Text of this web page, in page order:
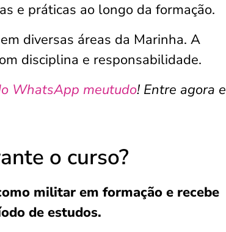
e práticas ao longo da formação.
diversas áreas da Marinha. A
disciplina e responsabilidade.
WhatsApp meutudo! Entre agora e
o curso?
militar em formação e recebe
de estudos.